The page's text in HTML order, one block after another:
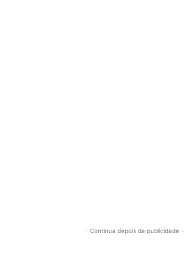
- Continua depois da publicidade -